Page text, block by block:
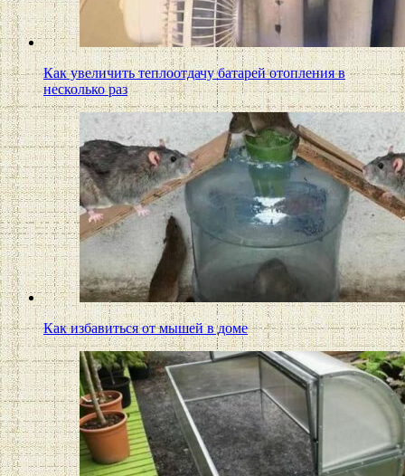
Как увеличить теплоотдачу батарей отопления в
несколько раз
Как избавиться от мышей в доме